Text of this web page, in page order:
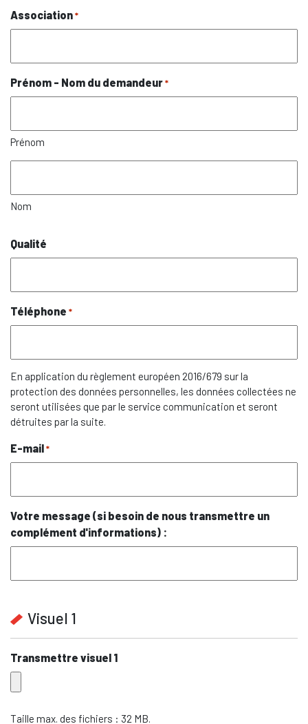
Association *
Prénom - Nom du demandeur *
Prénom
Nom
Qualité
Téléphone *
En application du règlement européen 2016/679 sur la
protection des données personnelles, les données collectées ne
seront utilisées que par le service communication et seront
détruites par la suite.
E-mail *
Votre message (si besoin de nous transmettre un
complément d'informations) :
Visuel 1
Transmettre visuel 1
Taille max. des fichiers : 32 MB.